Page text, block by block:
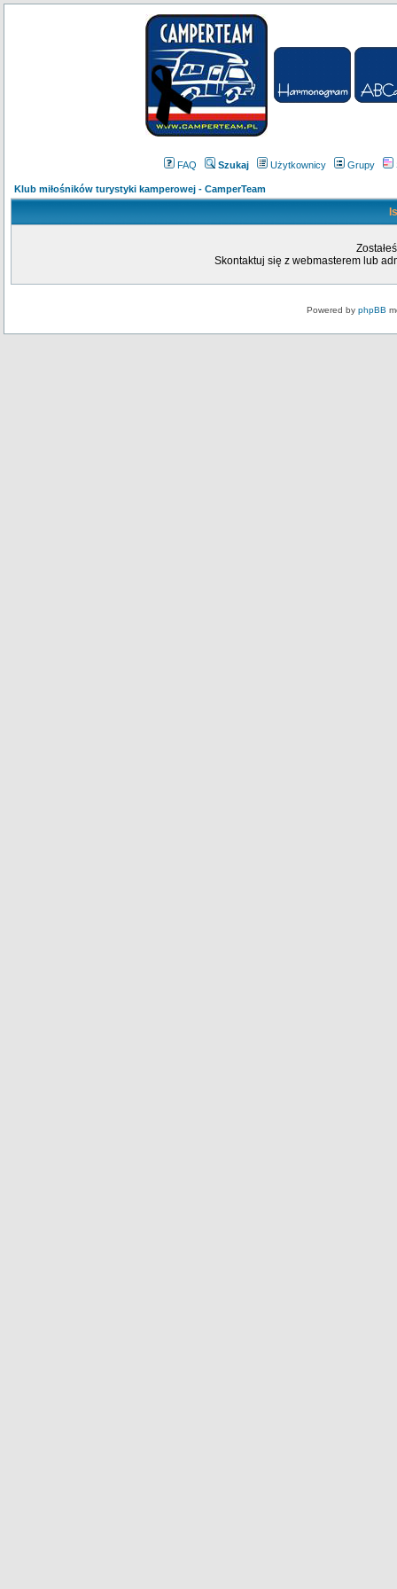
FAQ Szukaj Użytkownicy Grupy
Klub miłośników turystyki kamperowej - CamperTeam
Skontaktuj się z webmasterem lub
Powered by phpBB